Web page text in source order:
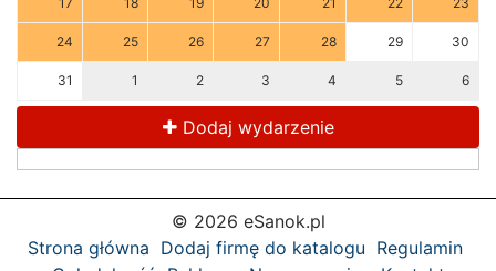
24 25 26 27 28 29 30
31 1 2 3 4 5 6
Dodaj wydarzenie
© 2026 eSanok.pl
Strona główna Dodaj firmę do katalogu Regulamin